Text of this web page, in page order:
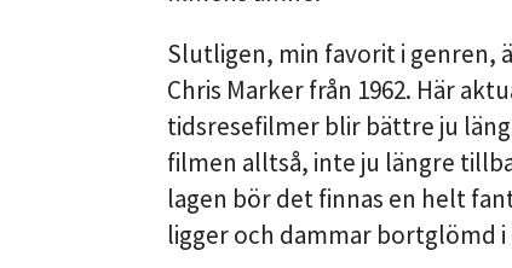
Slutligen, min favorit i genren,
Chris Marker från 1962. Här
tidsresefilmer blir bättre ju
filmen alltså, inte ju längre
lagen bör det finnas en helt
ligger och dammar bortglömd